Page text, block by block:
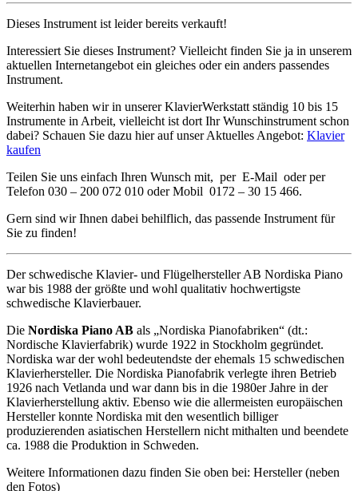
Dieses Instrument ist leider bereits verkauft!
Interessiert Sie dieses Instrument? Vielleicht finden Sie ja in unserem
aktuellen Internetangebot ein gleiches oder ein anders passendes
Instrument.
Weiterhin haben wir in unserer KlavierWerkstatt ständig 10 bis 15
Instrumente in Arbeit, vielleicht ist dort Ihr Wunschinstrument schon
dabei? Schauen Sie dazu hier auf unser Aktuelles Angebot: Klavier
kaufen
Teilen Sie uns einfach Ihren Wunsch mit, per E-Mail oder per
Telefon 030 – 200 072 010 oder Mobil 0172 – 30 15 466.
Gern sind wir Ihnen dabei behilflich, das passende Instrument für
Sie zu finden!
Der schwedische Klavier- und Flügelhersteller AB Nordiska Piano
war bis 1988 der größte und wohl qualitativ hochwertigste
schwedische Klavierbauer.
Die Nordiska Piano AB als „Nordiska Pianofabriken“ (dt.:
Nordische Klavierfabrik) wurde 1922 in Stockholm gegründet.
Nordiska war der wohl bedeutendste der ehemals 15 schwedischen
Klavierhersteller. Die Nordiska Pianofabrik verlegte ihren Betrieb
1926 nach Vetlanda und war dann bis in die 1980er Jahre in der
Klavierherstellung aktiv. Ebenso wie die allermeisten europäischen
Hersteller konnte Nordiska mit den wesentlich billiger
produzierenden asiatischen Herstellern nicht mithalten und beendete
ca. 1988 die Produktion in Schweden.
Weitere Informationen dazu finden Sie oben bei: Hersteller (neben
den Fotos)